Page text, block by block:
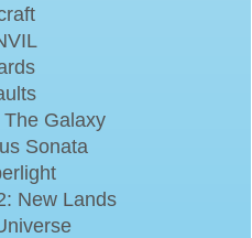
Galaxy
Sonata
New Lands